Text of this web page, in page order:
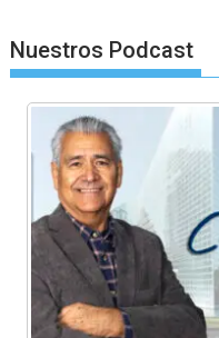
Nuestros Podcast